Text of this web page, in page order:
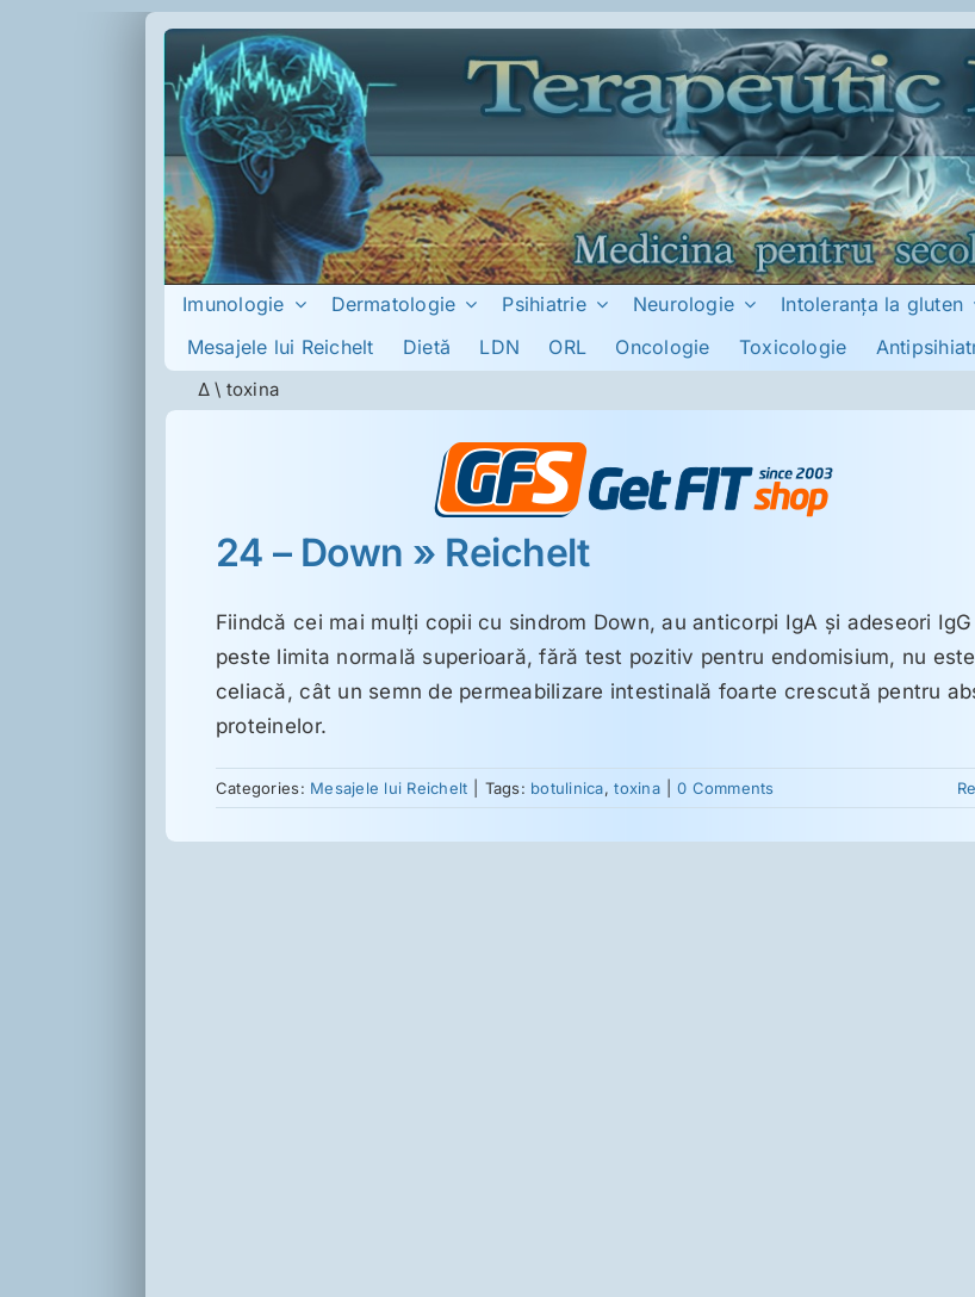
Imunologie Dermatologie Psihiatrie Neurologie Intoleranţa la gluten
Mesajele lui Reichelt
Dietă LDN ORL Oncologie Toxicologie
Δ \ toxina
24 – Down » Reichelt
Fiindcă cei mai mulţi copii cu sindrom Down, au anticorpi IgA şi adeseori
peste limita normală superioară, fără test pozitiv pentru endomisium, nu
celiacă, cât un semn de permeabilizare intestinală foarte crescută pentru
proteinelor.
Categories: Mesajele lui Reichelt Tags: botulinica,toxina 0 Comments